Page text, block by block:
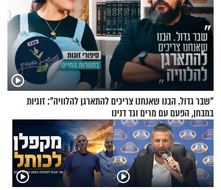
"שבר גדול. הבנו שאנחנו צריכים להתארגן להלוויה": זוגיות
במבחן, הפעם עם מרים וגד דנינו